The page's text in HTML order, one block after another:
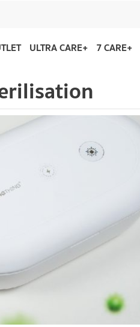
ULTRA CARE+ 7 CARE+